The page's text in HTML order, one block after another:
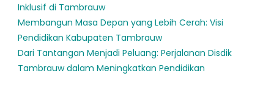
Inklusif di Tambrauw
Membangun Masa Depan yang Lebih Cerah: Visi
Pendidikan Kabupaten Tambrauw
Dari Tantangan Menjadi Peluang: Perjalanan Disdik
Tambrauw dalam Meningkatkan Pendidikan